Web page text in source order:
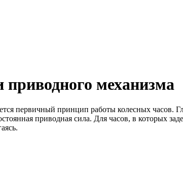
приводного механизма
первичный принцип работы колесных часов.
приводная сила. Для часов, в которых